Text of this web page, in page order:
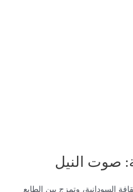
صوت النيل
السودانية، وتمزج بين الطابع